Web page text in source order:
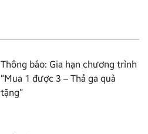
Thông báo: Gia hạn chương trình
“Mua 1 được 3 – Thả ga quà
tặng”